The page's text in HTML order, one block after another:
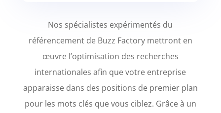
Nos spécialistes expérimentés du
référencement de Buzz Factory mettront en
œuvre l’optimisation des recherches
internationales afin que votre entreprise
apparaisse dans des positions de premier plan
pour les mots clés que vous ciblez. Grâce à un